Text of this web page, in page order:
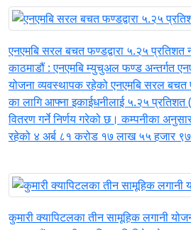
एनएमबि सरल बचत फण्डद्वारा ५.२५ प्रतिशत
काठमाडौं : एनएमबि म्युचुअल फण्ड अन्तर्गत
योजना व्यवस्थापक रहेको एनएमबि सरल
का लागि आफ्ना इकाईधनीलाई ५.२५
वितरण गर्ने निर्णय गरेको छ। कम्पनीका
रहेको ४ अर्ब ८१ करोड १७ लाख ५५ हजार
कुमारी क्यापिटलका तीन सामूहिक लगानी